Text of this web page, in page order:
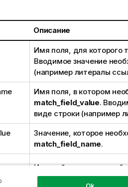
Описание
Имя поля, для которого
Вводимое значение
(например литералы
Имя поля, в котором
match_field_value.
виде строки (например
Значение, которое
match_field_name.
Имя таблицы, в которой
Вводимое значение